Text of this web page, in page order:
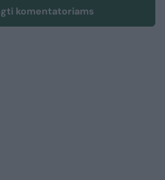
komentatoriams